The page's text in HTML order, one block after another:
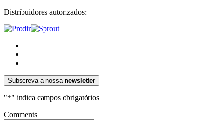
Distribuidores autorizados:
Subscreva a nossa newsletter
"*" indica campos obrigatórios
Comments